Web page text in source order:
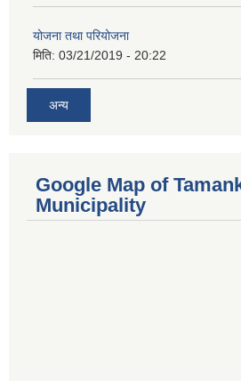
योजना तथा परियोजना
मिति: 03/21/2019 - 20:22
अन्य
Google Map of
Municipality